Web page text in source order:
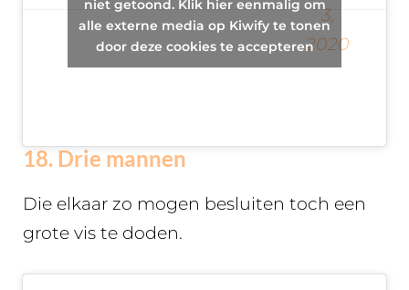
around
Illinois in
????⛏⚒️
(@DrJSchramm)
3,
2020
niet getoond. Klik hier eenmalig om
alle externe media op Kiwify te tonen
door deze cookies te accepteren
18. Drie mannen
Die elkaar zo mogen besluiten toch een
grote vis te doden.